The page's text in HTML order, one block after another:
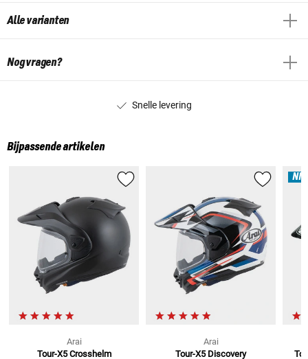
Alle varianten
Nog vragen?
Snelle levering
Bijpassende artikelen
Arai
Tour-X5 Crosshelm
Arai
Tour-X5 Discovery